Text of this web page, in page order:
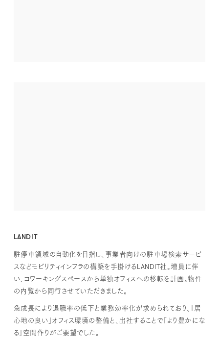
LANDIT
駐停車領域の自動化を目指し、事業者向けの駐車場検索サービ
スなどモビリティインフラの構築を手掛けるLANDIT社。増員に伴
い、コワーキングスペースから単独オフィスへの移転を計画。物件
の内覧から同行させていただきました。
急成長により退職率の低下と業務効率化が求められており、「居
心地の良い」オフィス環境の整備と、出社することで「より豊かにな
る」空間作りがご要望でした。